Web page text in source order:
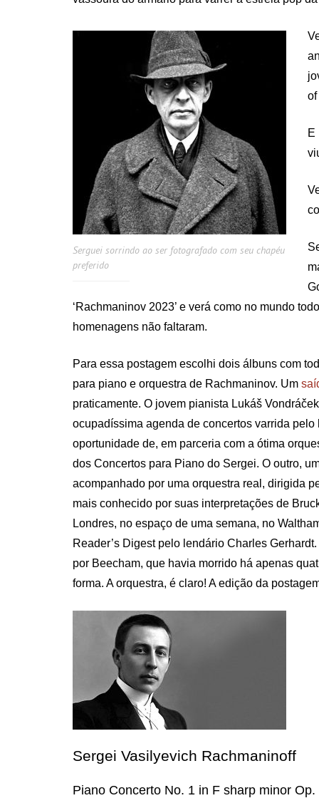
Serguei sorrindo ao ser fotografado com seu chapéu
preferido
E
‘Rachmaninov 2023’ e verá como no mundo todo
homenagens não faltaram.
Para essa postagem escolhi dois álbuns com
para piano e orquestra de Rachmaninov. Um
praticamente. O jovem pianista Lukáš
ocupadíssima agenda de concertos varrida
oportunidade de, em parceria com a ótima
dos Concertos para Piano do Sergei. O outro,
acompanhado por uma orquestra real, dirigida
mais conhecido por suas interpretações de
Londres, no espaço de uma semana, no
Reader’s Digest pelo lendário Charles
por Beecham, que havia morrido há apenas
forma. A orquestra, é claro! A edição da
Sergei Vasilyevich Rachmaninoff
Piano Concerto No. 1 in F sharp minor Op.